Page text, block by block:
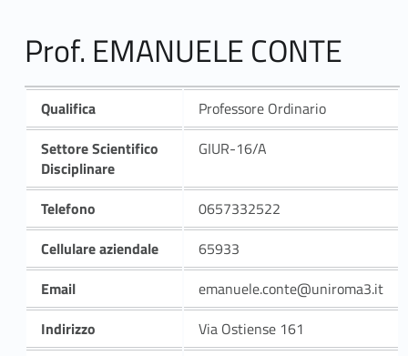
Prof. EMANUELE CONTE
Qualifica
Professore Ordinario
Settore Scientifico
Disciplinare
GIUR-16/A
Telefono
0657332522
Cellulare aziendale
65933
Email
emanuele.conte@uniroma3.it
Indirizzo
Via Ostiense 161